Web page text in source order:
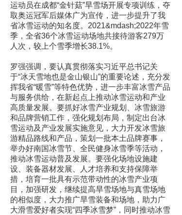
运动员在成都“金针菇”旱雪场开展专项训练，夺
取奥运冠军后媒体广为宣传，进一步提升了我
省冰雪运动的知名度。2021&mdash;2022年雪
季，全省36个冰雪运动场地共接待游客279万
人次，较上个雪季增长38.1%。
罗强强调，要认真贯彻落实习近平总书记关
于“冰天雪地也是金山银山”的重要论述，充分发
挥我省“暖雪”等特色优势，进一步丰富冰雪产品
与服务供给，在新起点上推动冰雪运动和产业
高质量发展。要抓好冰雪产业规划、冰雪旅游
和品牌营销工作，强化规划布局，制定出台冰
雪运动及产业发展实施意见，大力开发冰雪旅
游精品路线和产品，策划一批本土品牌赛事，
举办好南国冰雪节、全民健身冰雪季等活动，
推动冰雪运动普及发展。要强化场地设施建
设、装备器材发展、人才培养和支持保障举
措，培育一批具有示范带动性的冰雪产业项
目，加强研发，继续提高旱雪场地与真雪场地
的相似度，大力推广旱雪装备和场地，助力广
大滑雪爱好者实现“四季冰雪梦”，同时推动冰雪